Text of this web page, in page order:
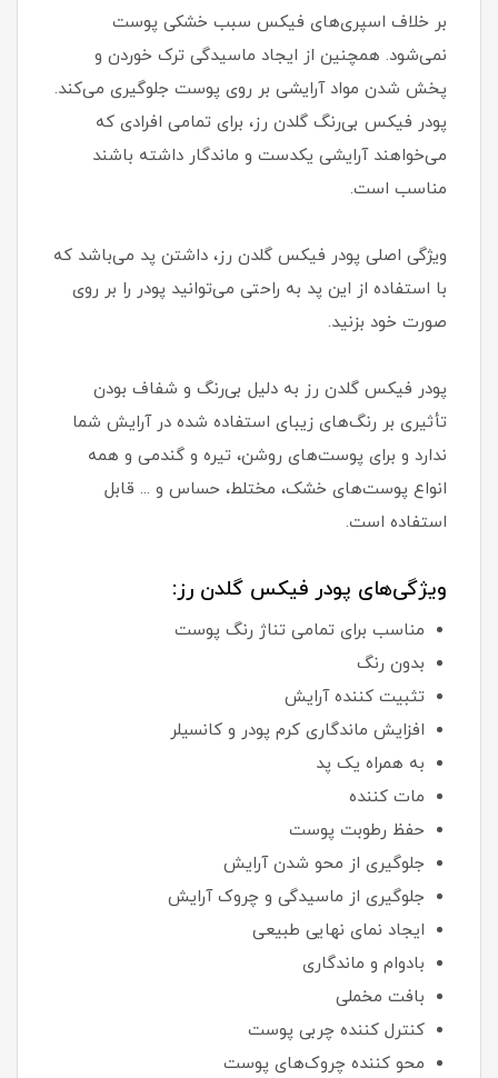
بر خلاف اسپری‌های فیکس سبب خشکی پوست
نمی‌شود. همچنین از ایجاد ماسیدگی ترک خوردن و
پخش شدن مواد آرایشی بر روی پوست جلوگیری می‌کند.
پودر فیکس بی‌رنگ گلدن رز، برای تمامی افرادی که
می‌خواهند آرایشی یکدست و ماندگار داشته باشند
مناسب است.
ویژگی اصلی پودر فیکس گلدن رز، داشتن پد می‌باشد که
با استفاده از این پد به راحتی می‌توانید پودر را بر روی
صورت خود بزنید.
پودر فیکس گلدن رز به دلیل بی‌رنگ و شفاف بودن
تأثیری بر رنگ‌های زیبای استفاده شده در آرایش شما
ندارد و برای پوست‌های روشن، تیره و گندمی و همه
انواع پوست‌های خشک، مختلط، حساس و ... قابل
استفاده است.
ویژگی‌های پودر فیکس گلدن رز:
مناسب برای تمامی تناژ رنگ پوست
بدون رنگ
تثبیت کننده آرایش
افزایش ماندگاری کرم پودر و کانسیلر
به همراه یک پد
مات کننده
حفظ رطوبت پوست
جلوگیری از محو شدن آرایش
جلوگیری از ماسیدگی و چروک آرایش
ایجاد نمای نهایی طبیعی
بادوام و ماندگاری
بافت مخملی
کنترل کننده چربی پوست
محو کننده چروک‌های پوست